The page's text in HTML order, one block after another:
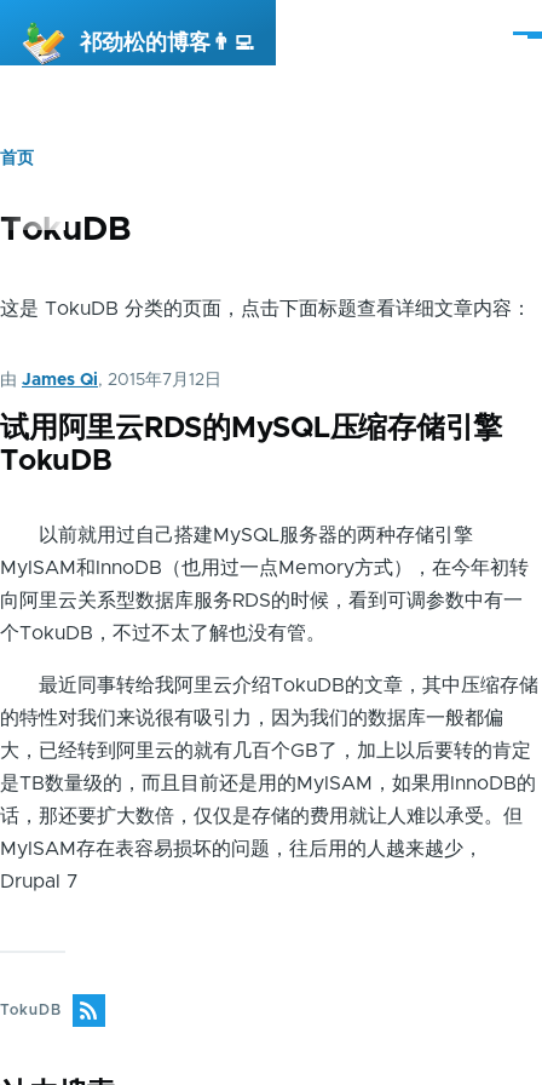
祁劲松的博客👨‍💻
菜
面
包
首页
TokuDB
这是 TokuDB 分类的页面，点击下面标题查看详细文章内容：
由 James Qi, 2015年7月12日
试用阿里云RDS的MySQL压缩存储引擎
TokuDB
以前就用过自己搭建MySQL服务器的两种存储引擎
MyISAM和InnoDB（也用过一点Memory方式），在今年初转
向阿里云关系型数据库服务RDS的时候，看到可调参数中有一
个TokuDB，不过不太了解也没有管。
最近同事转给我阿里云介绍TokuDB的文章，其中压缩存储
的特性对我们来说很有吸引力，因为我们的数据库一般都偏
大，已经转到阿里云的就有几百个GB了，加上以后要转的肯定
是TB数量级的，而且目前还是用的MyISAM，如果用InnoDB的
话，那还要扩大数倍，仅仅是存储的费用就让人难以承受。但
MyISAM存在表容易损坏的问题，往后用的人越来越少，
Drupal 7
TokuDB